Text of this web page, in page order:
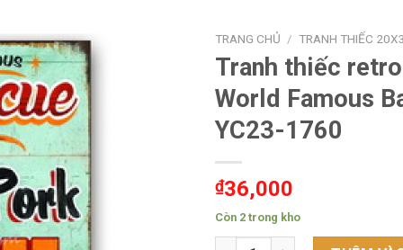
TRANG CHỦ / TRANH THIẾC
Tranh thiếc
World Famous
YC23-1760
₫36,000
Còn 2 trong kho
Tranh thiếc retro 20x30